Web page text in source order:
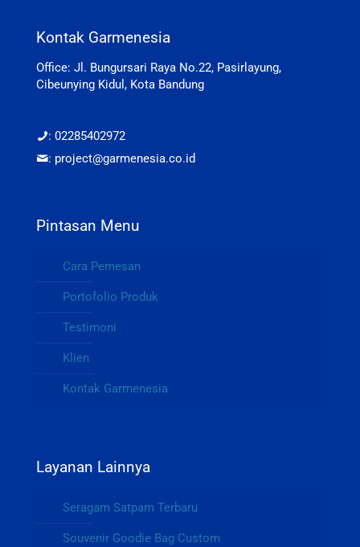
Kontak Garmenesia
Office: Jl. Bungursari Raya No.22, Pasirlayung,
Cibeunying Kidul, Kota Bandung
: 02285402972
: project@garmenesia.co.id
Pintasan Menu
Cara Pemesan
Portofolio Produk
Testimoni
Klien
Kontak Garmenesia
Layanan Lainnya
Seragam Satpam Terbaru
Souvenir Goodie Bag Custom